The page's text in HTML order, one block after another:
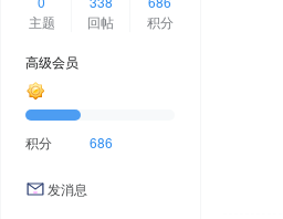
主题
回帖
积分
高级会员
积分 686
发消息